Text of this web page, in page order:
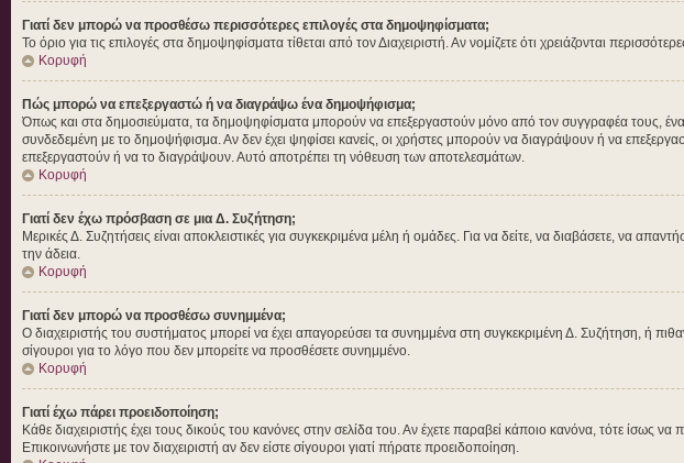
Γιατί δεν μπορώ να προσθέσω περισσότερες επιλογές στα δημοψηφίσματα;
Το όριο για τις επιλογές στα δημοψηφίσματα τίθεται από τον Διαχειριστή. Αν νομίζετε ότι χρειάζονται
Κορυφή
Πώς μπορώ να επεξεργαστώ ή να διαγράψω ένα δημοψήφισμα;
Όπως και στα δημοσιεύματα, τα δημοψηφίσματα μπορούν να επεξεργαστούν μόνο από τον συγγραφέα τους, έναν
συνδεδεμένη με το δημοψήφισμα. Αν δεν έχει ψηφίσει κανείς, οι χρήστες μπορούν να διαγράψουν ή να
επεξεργαστούν ή να το διαγράψουν. Αυτό αποτρέπει τη νόθευση των αποτελεσμάτων.
Κορυφή
Γιατί δεν έχω πρόσβαση σε μια Δ. Συζήτηση;
Μερικές Δ. Συζητήσεις είναι αποκλειστικές για συγκεκριμένα μέλη ή ομάδες. Για να δείτε, να διαβάσετε, να
την άδεια.
Κορυφή
Γιατί δεν μπορώ να προσθέσω συνημμένα;
Ο διαχειριστής του συστήματος μπορεί να έχει απαγορεύσει τα συνημμένα στη συγκεκριμένη Δ. Συζήτηση, ή
σίγουροι για το λόγο που δεν μπορείτε να προσθέσετε συνημμένο.
Κορυφή
Γιατί έχω πάρει προειδοποίηση;
Κάθε διαχειριστής έχει τους δικούς του κανόνες στην σελίδα του. Αν έχετε παραβεί κάποιο κανόνα, τότε ίσως
Επικοινωνήστε με τον διαχειριστή αν δεν είστε σίγουροι γιατί πήρατε προειδοποίηση.